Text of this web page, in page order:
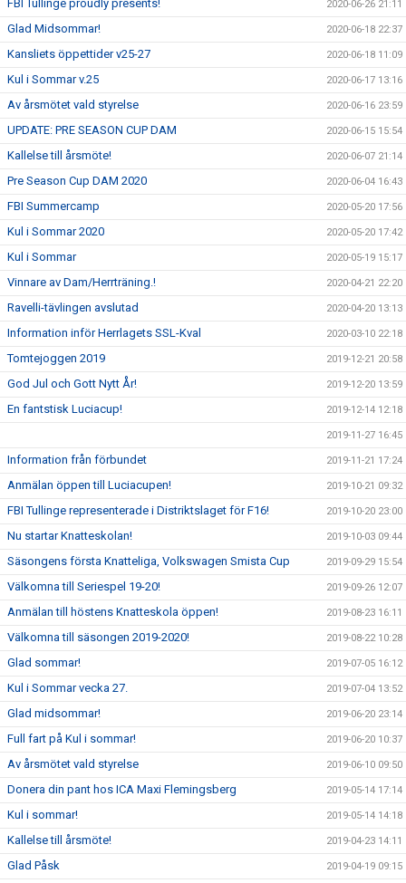
FBI Tullinge proudly presents! 2020-06-26 21:11
Glad Midsommar! 2020-06-18 22:37
Kansliets öppettider v25-27 2020-06-18 11:09
Kul i Sommar v.25 2020-06-17 13:16
Av årsmötet vald styrelse 2020-06-16 23:59
UPDATE: PRE SEASON CUP DAM 2020-06-15 15:54
Kallelse till årsmöte! 2020-06-07 21:14
Pre Season Cup DAM 2020 2020-06-04 16:43
FBI Summercamp 2020-05-20 17:56
Kul i Sommar 2020 2020-05-20 17:42
Kul i Sommar 2020-05-19 15:17
Vinnare av Dam/Herrträning.! 2020-04-21 22:20
Ravelli-tävlingen avslutad 2020-04-20 13:13
Information inför Herrlagets SSL-Kval 2020-03-10 22:18
Tomtejoggen 2019 2019-12-21 20:58
God Jul och Gott Nytt År! 2019-12-20 13:59
En fantstisk Luciacup! 2019-12-14 12:18
2019-11-27 16:45
Information från förbundet 2019-11-21 17:24
Anmälan öppen till Luciacupen! 2019-10-21 09:32
FBI Tullinge representerade i Distriktslaget för F16! 2019-10-20 23:00
Nu startar Knatteskolan! 2019-10-03 09:44
Säsongens första Knatteliga, Volkswagen Smista Cup 2019-09-29 15:54
Välkomna till Seriespel 19-20! 2019-09-26 12:07
Anmälan till höstens Knatteskola öppen! 2019-08-23 16:11
Välkomna till säsongen 2019-2020! 2019-08-22 10:28
Glad sommar! 2019-07-05 16:12
Kul i Sommar vecka 27. 2019-07-04 13:52
Glad midsommar! 2019-06-20 23:14
Full fart på Kul i sommar! 2019-06-20 10:37
Av årsmötet vald styrelse 2019-06-10 09:50
Donera din pant hos ICA Maxi Flemingsberg 2019-05-14 17:14
Kul i sommar! 2019-05-14 14:18
Kallelse till årsmöte! 2019-04-23 14:11
Glad Påsk 2019-04-19 09:15